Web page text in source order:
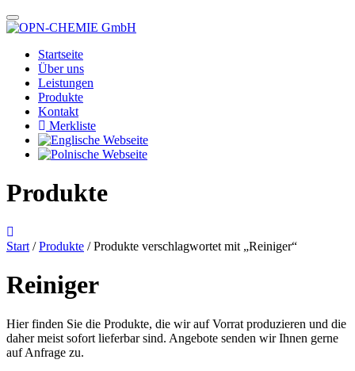
Startseite
Über uns
Leistungen
Produkte
Kontakt
Merkliste
Produkte
Start /Produkte / Produkte verschlagwortet mit „Reiniger“
Reiniger
Hier finden Sie die Produkte, die wir auf Vorrat produzieren und die
daher meist sofort lieferbar sind. Angebote senden wir Ihnen gerne
auf Anfrage zu.